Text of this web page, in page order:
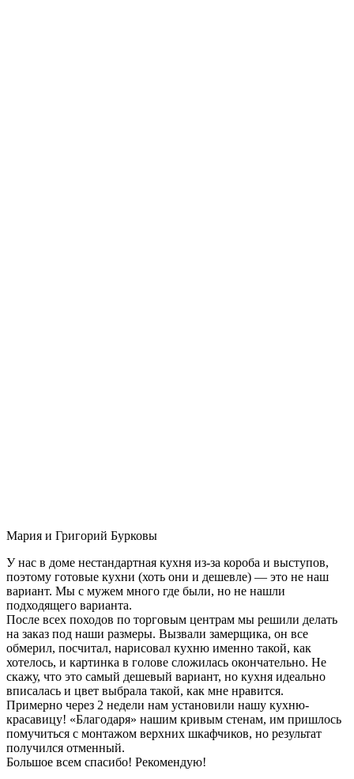
Мария и Григорий Бурковы
У нас в доме нестандартная кухня из-за короба и выступов,
поэтому готовые кухни (хоть они и дешевле) — это не наш
вариант. Мы с мужем много где были, но не нашли
подходящего варианта.
После всех походов по торговым центрам мы решили делать
на заказ под наши размеры. Вызвали замерщика, он все
обмерил, посчитал, нарисовал кухню именно такой, как
хотелось, и картинка в голове сложилась окончательно. Не
скажу, что это самый дешевый вариант, но кухня идеально
вписалась и цвет выбрала такой, как мне нравится.
Примерно через 2 недели нам установили нашу кухню-
красавицу! «Благодаря» нашим кривым стенам, им пришлось
помучиться с монтажом верхних шкафчиков, но результат
получился отменный.
Большое всем спасибо! Рекомендую!